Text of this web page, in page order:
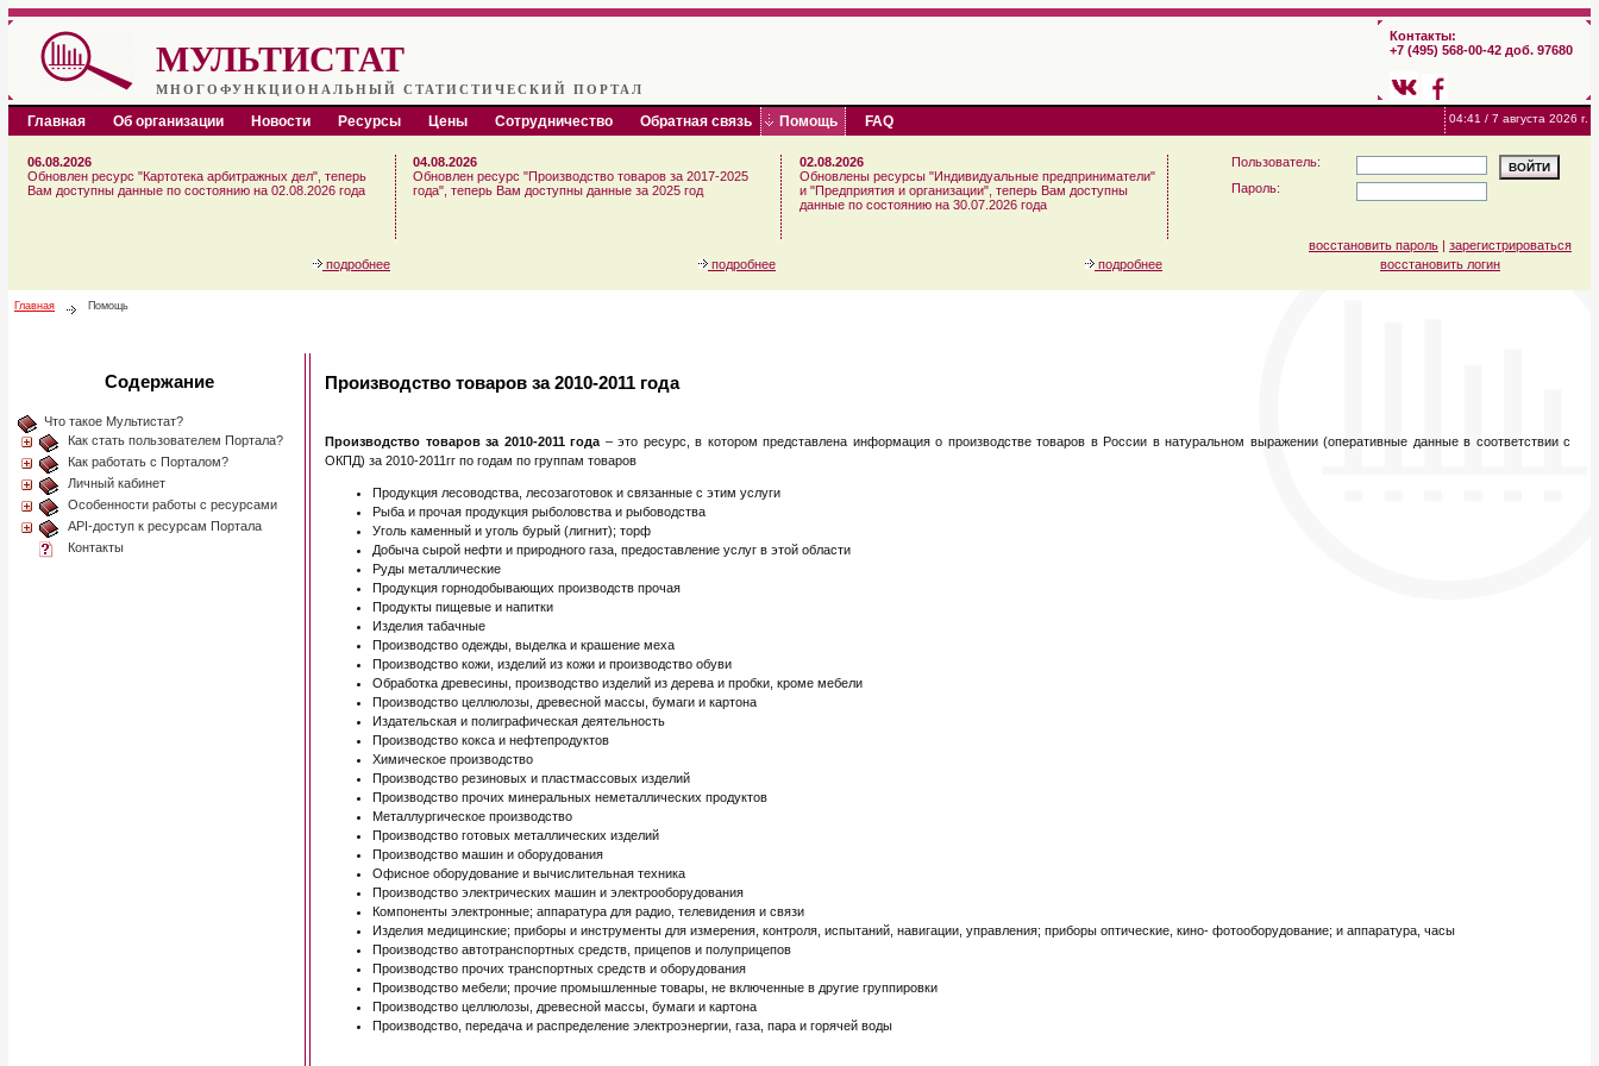
МУЛЬТИСТАТ
МНОГОФУНКЦИОНАЛЬНЫЙ СТАТИСТИЧЕСКИЙ ПОРТАЛ
Контакты:
+7 (495) 568-00-42 доб. 97680
Главная Об организации Новости Ресурсы Цены Сотрудничество Обратная связь Помощь FAQ 04:41 / 7 августа 2026 г.
06.08.2026
Обновлен ресурс "Картотека арбитражных дел", теперь
Вам доступны данные по состоянию на 02.08.2026 года
04.08.2026
Обновлен ресурс "Производство товаров за 2017-2025
года", теперь Вам доступны данные за 2025 год
02.08.2026
Обновлены ресурсы "Индивидуальные предприниматели"
и "Предприятия и организации", теперь Вам доступны
данные по состоянию на 30.07.2026 года
подробнее подробнее подробнее
Пользователь:
Пароль:
восстановить пароль | зарегистрироваться
восстановить логин
Главная Помощь
Содержание Производство товаров за 2010-2011 года
Что такое Мультистат?
Как стать пользователем Портала?
Как работать с Порталом?
Личный кабинет
Особенности работы с ресурсами
API-доступ к ресурсам Портала
Контакты
Производство товаров за 2010-2011 года – это ресурс, в котором представлена информация о производстве товаров в России в натуральном выражении (оперативные данные в соответствии с
ОКПД) за 2010-2011гг по годам по группам товаров
Продукция лесоводства, лесозаготовок и связанные с этим услуги
Рыба и прочая продукция рыболовства и рыбоводства
Уголь каменный и уголь бурый (лигнит); торф
Добыча сырой нефти и природного газа, предоставление услуг в этой области
Руды металлические
Продукция горнодобывающих производств прочая
Продукты пищевые и напитки
Изделия табачные
Производство одежды, выделка и крашение меха
Производство кожи, изделий из кожи и производство обуви
Обработка древесины, производство изделий из дерева и пробки, кроме мебели
Производство целлюлозы, древесной массы, бумаги и картона
Издательская и полиграфическая деятельность
Производство кокса и нефтепродуктов
Химическое производство
Производство резиновых и пластмассовых изделий
Производство прочих минеральных неметаллических продуктов
Металлургическое производство
Производство готовых металлических изделий
Производство машин и оборудования
Офисное оборудование и вычислительная техника
Производство электрических машин и электрооборудования
Компоненты электронные; аппаратура для радио, телевидения и связи
Изделия медицинские; приборы и инструменты для измерения, контроля, испытаний, навигации, управления; приборы оптические, кино- фотооборудование; и аппаратура, часы
Производство автотранспортных средств, прицепов и полуприцепов
Производство прочих транспортных средств и оборудования
Производство мебели; прочие промышленные товары, не включенные в другие группировки
Производство целлюлозы, древесной массы, бумаги и картона
Производство, передача и распределение электроэнергии, газа, пара и горячей воды